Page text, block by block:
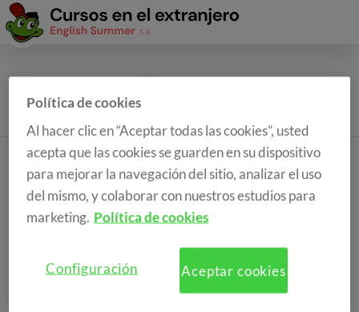
Política de cookies
Al hacer clic en “Aceptar todas las cookies”, usted
acepta que las cookies se guarden en su dispositivo
para mejorar la navegación del sitio, analizar el uso
del mismo, y colaborar con nuestros estudios para
marketing. Política de cookies
Aceptar cookies
Configuración